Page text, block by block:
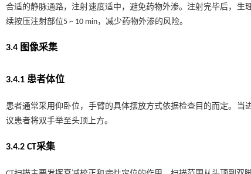
合适的静脉通路，注射速度适中，避免药物外渗。注射完毕后，
续按压注射部位5 ~ 10 min，减少药物外渗的风险。
3.4 图像采集
3.4.1 患者体位
患者通常采用仰卧位，手臂的具体摆放方式依据检查目的而定。
议患者将双手举至头顶上方。
3.4.2 CT采集